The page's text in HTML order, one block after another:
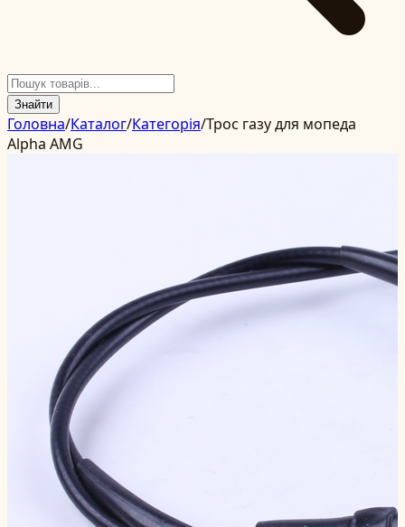
Знайти
Головна/Каталог/Категорія/Трос газу для мопеда
Alpha AMG